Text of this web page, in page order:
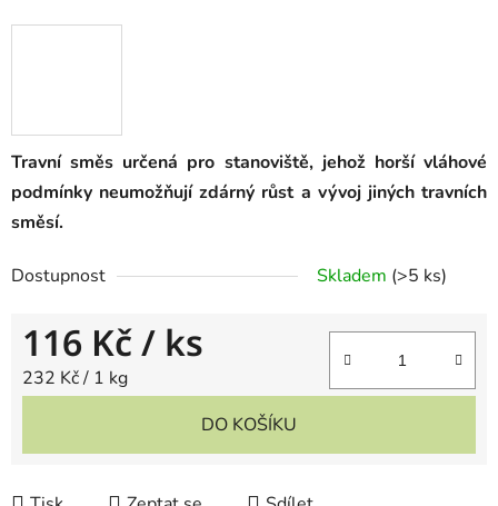
Travní směs určená pro stanoviště, jehož horší vláhové
podmínky neumožňují zdárný růst a vývoj jiných travních
směsí.
Dostupnost Skladem (>5 ks)
116 Kč/ ks
Měrná cena:
232 Kč / 1 kg
DO KOŠÍKU